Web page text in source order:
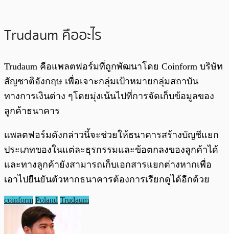
Trudaum คืออะไร
Trudaum คือแพลตฟอร์มที่ถูกพัฒนาโดย Coinform บริษัท
สัญชาติอังกฤษ เพื่อเจาะกลุ่มเป้าหมายกลุ่มสถาบัน
ทางการเงินต่าง ๆโดยมุ่งเน้นไปที่การจัดเก็บข้อมูลของ
ลูกค้าธนาคาร
แพลตฟอร์มดังกล่าวนี้จะช่วยให้ธนาคารสร้างบัญชีแยก
ประเภทของในแต่ละธุรกรรมและข้อตกลงของลูกค้าได้
และทางลูกค้ายังสามารถเก็บเอกสารแยกต่างหากเพื่อ
เอาไปยืนยันตัวหากธนาคารต้องการเรียกดูได้อีกด้วย
coinform Poland Trudaum